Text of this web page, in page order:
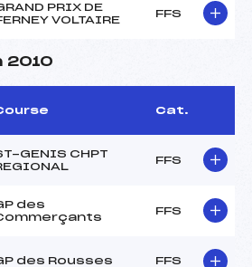
PRIX DE
VOLTAIRE
FFS
2010
Cat.
GENIS CHPT
FFS
des
FFS
des Rousses FFS